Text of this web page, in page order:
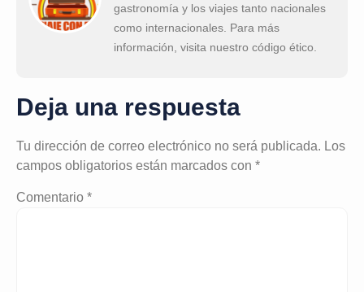
gastronomía y los viajes tanto nacionales
como internacionales. Para más
información, visita nuestro código ético.
Deja una respuesta
Tu dirección de correo electrónico no será publicada. Los
campos obligatorios están marcados con *
Comentario *